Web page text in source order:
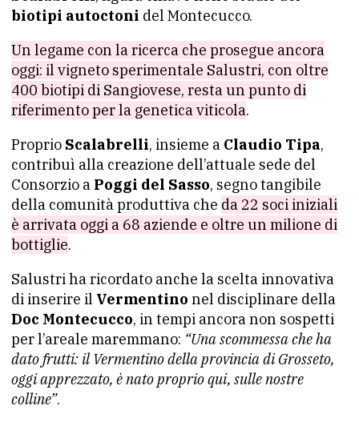
biotipi autoctoni del Montecucco.
Un legame con la ricerca che prosegue ancora
oggi: il vigneto sperimentale Salustri, con oltre
400 biotipi di Sangiovese, resta un punto di
riferimento per la genetica viticola.
Proprio Scalabrelli, insieme a Claudio Tipa,
contribuì alla creazione dell’attuale sede del
Consorzio a Poggi del Sasso, segno tangibile
della comunità produttiva che da 22 soci iniziali
è arrivata oggi a 68 aziende e oltre un milione di
bottiglie.
Salustri ha ricordato anche la scelta innovativa
di inserire il Vermentino nel disciplinare della
Doc Montecucco, in tempi ancora non sospetti
per l’areale maremmano: “Una scommessa che ha
dato frutti: il Vermentino della provincia di Grosseto,
oggi apprezzato, è nato proprio qui, sulle nostre
colline”.